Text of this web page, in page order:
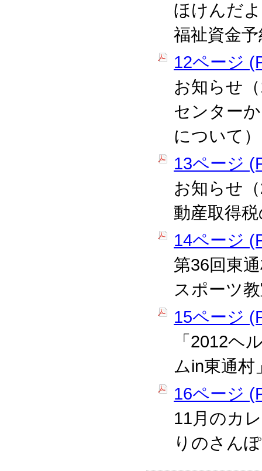
ほけんだ
福祉資金
12ページ
お知らせ
センター
について）
13ページ
お知らせ
動産取得
14ページ
第36回東
スポーツ
15ページ
「2012ヘ
ムin東通村
16ページ
11月のカ
りのさん